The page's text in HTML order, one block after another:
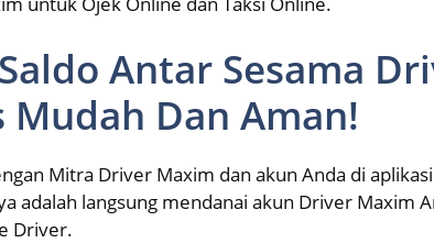
Antar Sesama
Mudah Dan Aman!
Mitra Driver Maxim dan akun Anda di
adalah langsung mendanai akun Driver Maxim
Driver.